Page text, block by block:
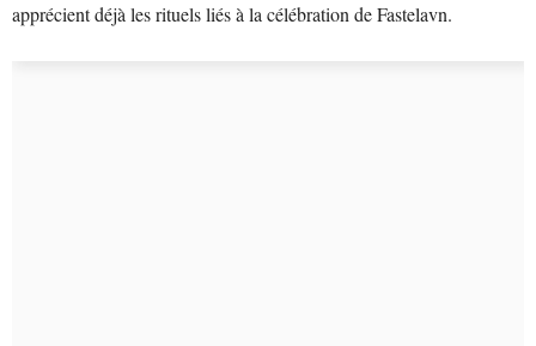
apprécient déjà les rituels liés à la célébration de Fastelavn.